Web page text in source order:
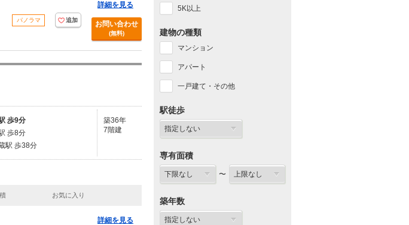
パノラマ 追加
詳細を見る
お問い合わせ
(無料)
歩9分
歩8分
駅 歩38分
築36年
7階建
お気に入り
詳細を見る
5K以上
建物の種類
マンション
アパート
一戸建て・その他
駅徒歩
専有面積
〜
築年数